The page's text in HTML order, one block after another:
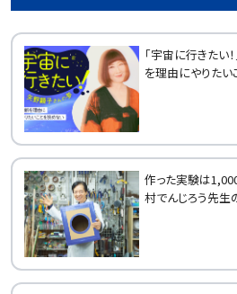
「宇宙に行きた
を理由にやりたい
作った実験は
村でんじろう先生